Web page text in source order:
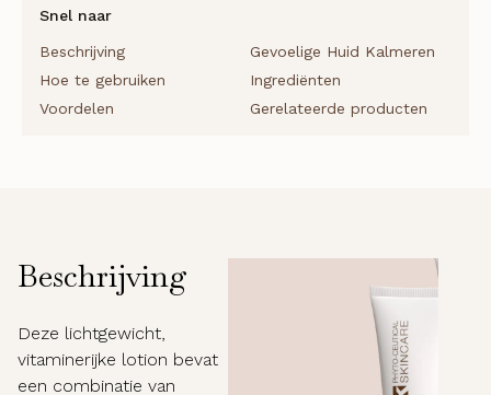
Snel naar
Beschrijving
Gevoelige Huid Kalmeren
Hoe te gebruiken
Ingrediënten
Voordelen
Gerelateerde producten
Beschrijving
Deze lichtgewicht,
vitaminerijke lotion bevat
een combinatie van